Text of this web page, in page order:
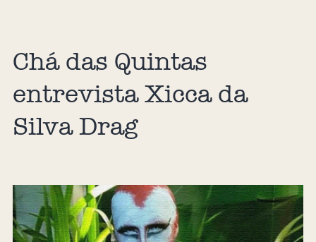
Chá das Quintas
entrevista Xicca da
Silva Drag